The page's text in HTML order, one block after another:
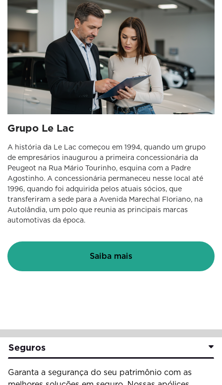
Grupo Le Lac
A história da Le Lac começou em 1994, quando um grupo
de empresários inaugurou a primeira concessionária da
Peugeot na Rua Mário Tourinho, esquina com a Padre
Agostinho. A concessionária permaneceu nesse local até
1996, quando foi adquirida pelos atuais sócios, que
transferiram a sede para a Avenida Marechal Floriano, na
Autolândia, um polo que reunia as principais marcas
automotivas da época.
Saiba mais
Seguros
Garanta a segurança do seu patrimônio com as